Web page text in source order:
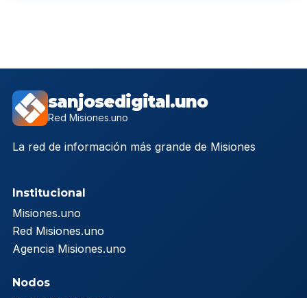
sanjosedigital.uno
Red Misiones.uno
La red de información más grande de Misiones
Institucional
Misiones.uno
Red Misiones.uno
Agencia Misiones.uno
Nodos